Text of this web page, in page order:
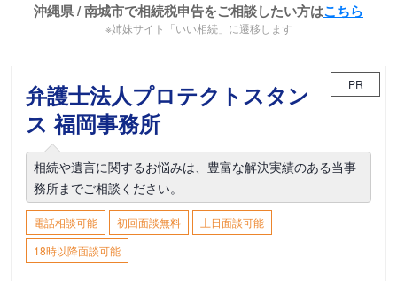
沖縄県 / 南城市で相続税申告をご相談したい方はこちら
※姉妹サイト「いい相続」に遷移します
弁護士法人プロテクトスタン
ス 福岡事務所
PR
相続や遺言に関するお悩みは、豊富な解決実績のある当事
務所までご相談ください。
電話相談可能 初回面談無料
土日面談可能
18時以降面談可能